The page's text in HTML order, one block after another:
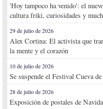
'Hoy tampoco ha venido': el
cultura friki, curiosidades y
29 de julio de 2026
Alex Cortina: El activista que
la mente y el corazón
10 de julio de 2026
Se suspende el Festival Cueva
28 de julio de 2026
Exposición de postales de